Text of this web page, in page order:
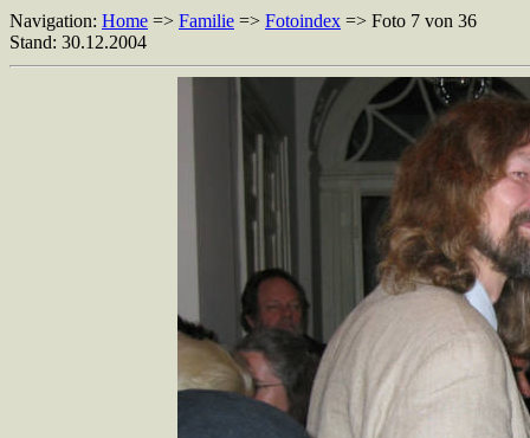
Navigation: Home => Familie => Fotoindex => Foto 7 von 36
Stand: 30.12.2004